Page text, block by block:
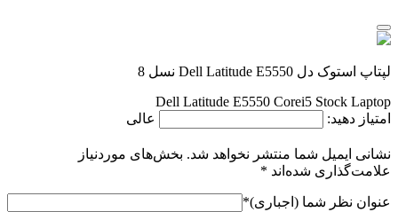
لپتاپ استوک دل Dell Latitude E5550 نسل 8
Dell Latitude E5550 Corei5 Stock Laptop
امتیاز دهید:
عالی
نشانی ایمیل شما منتشر نخواهد شد. بخش‌های موردنیاز
علامت‌گذاری شده‌اند *
عنوان نظر شما (اجباری)*